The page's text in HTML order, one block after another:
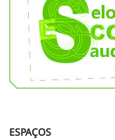
ESPAÇOS